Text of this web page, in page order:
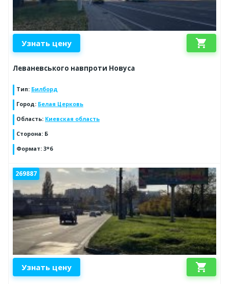
Узнать цену shopping_cart
Леваневського навпроти Новуса
Тип: Билборд
Город: Белая Церковь
Область: Киевская область
Сторона: Б
Формат: 3*6
269887
Узнать цену shopping_cart